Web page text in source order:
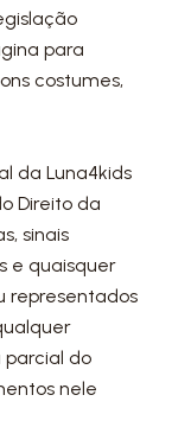
para
costumes,
da Luna4kids
Direito da
sinais
e quaisquer
representados
do
nele